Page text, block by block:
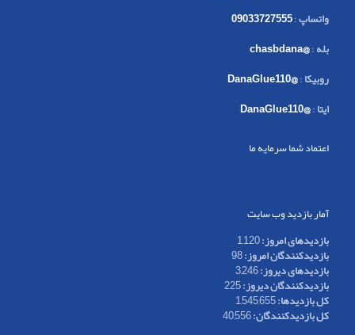
واتساپ:
09033727555
بله:
@chasbdana
روبیکا:
@DanaGlue110
ایتا:
@DanaGlue110
اعتماد شما سرمایه ما
آمار بازدید وب سایت
بازدیدهای امروز:1,120
بازدیدکنندگان امروز:98
بازدیدهای دیروز:3,246
بازدیدکنندگان دیروز:225
کل بازدیدها:1,545,655
کل بازدیدکنند‌گان:40,556